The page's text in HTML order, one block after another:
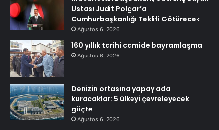
Ustası Judit Polgar’a
Cumhurbaşkanlığı Teklifi Götürecek
Ağustos 6, 2026
160 yıllık tarihi camide bayramlaşma
Ağustos 6, 2026
Denizin ortasına yapay ada
kuracaklar: 5 ülkeyi çevreleyecek
güçte
Ağustos 6, 2026